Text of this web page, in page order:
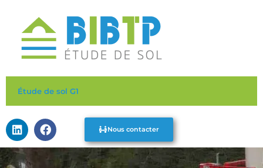
contenu
Étude de sol G1
L
i
n
k
F
a
c
e
Nous contacter